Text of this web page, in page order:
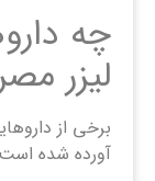
چه
لیزر
برخی از
آورده شده